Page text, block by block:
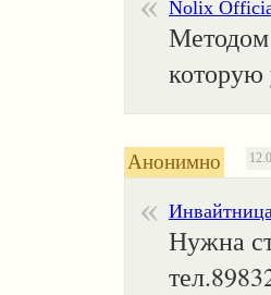
Nolix
Методом
которую
Анонимно
Нужна